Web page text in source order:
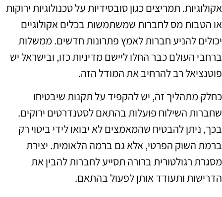
אקולוגיות. תמריצים כגון סובסידיות על טכנולוגיות ירוקות
או הטבות מס לחברות שמשתמשות בכלים אקולוגיים
יכולים להניע חברות לאמץ פתרונות חדשים. ממשלות
ברחבי העולם כבר החלו ליישם מדיניות כזו, ובישראל יש
פוטנציאל רב להרחיב את המודל הזה.
כחלק מתהליך זה, יש להקפיד על תקנות שיבטיחו
שחברות השילוח פועלות בהתאם לסטנדרטים ירוקים.
בכך, ניתן להבטיח שהמאמצים לא יבואו לידי ביטוי רק
ברמת השוק הפרטי, אלא גם ברמה הלאומית. יצירת
מסגרת רגולטורית ברורה תסייע לחברות להבין את
הדרישות ותעודד אותן לפעול בהתאם.